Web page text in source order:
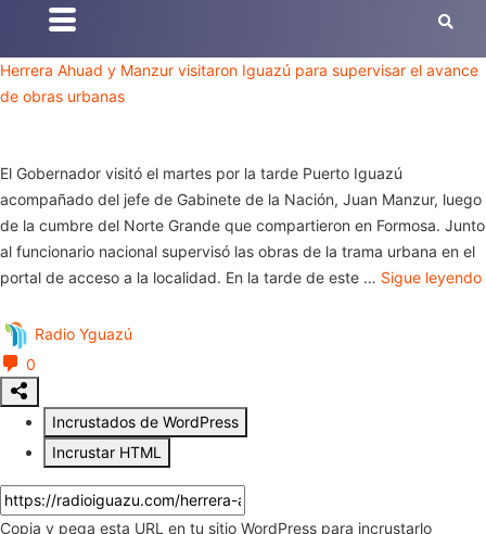
Herrera Ahuad y Manzur visitaron Iguazú para supervisar el avance
de obras urbanas
El Gobernador visitó el martes por la tarde Puerto Iguazú
acompañado del jefe de Gabinete de la Nación, Juan Manzur, luego
de la cumbre del Norte Grande que compartieron en Formosa. Junto
al funcionario nacional supervisó las obras de la trama urbana en el
portal de acceso a la localidad. En la tarde de este … Sigue leyendo
Radio Yguazú
0
Incrustados de WordPress
Incrustar HTML
Copia y pega esta URL en tu sitio WordPress para incrustarlo